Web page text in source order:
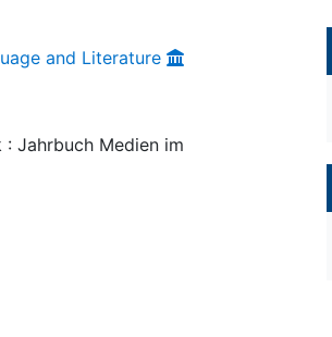
and Literature
Jahrbuch Medien im